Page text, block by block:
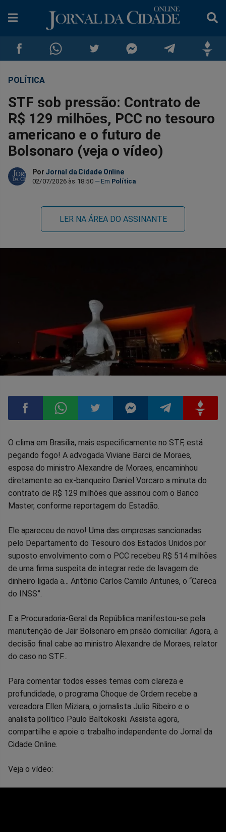
Compartilhar
no
Facebook
Compartilhar
no
Whatsapp
no
Twitter
no
Messenger
no
Telegram
POLÍTICA
STF sob pressão: Contrato de
R$ 129 milhões, PCC no tesouro
americano e o futuro de
Bolsonaro (veja o vídeo)
Por Jornal da Cidade Online
02/07/2026 às 18:50 Política
LER NA ÁREA DO ASSINANTE
Compartilhar
no
Facebook
Compartilhar
no
Whatsapp
Compartilhar
no
Twitter
Compartilhar
no
Messenger
Compartilhar
no
Telegram
no
Gettr
O clima em Brasília, mais especificamente no STF, está
pegando fogo! A advogada Viviane Barci de Moraes,
esposa do ministro Alexandre de Moraes, encaminhou
diretamente ao ex-banqueiro Daniel Vorcaro a minuta do
contrato de R$ 129 milhões que assinou com o Banco
Master, conforme reportagem do Estadão.
Ele apareceu de novo! Uma das empresas sancionadas
pelo Departamento do Tesouro dos Estados Unidos por
suposto envolvimento com o PCC recebeu R$ 514 milhões
de uma firma suspeita de integrar rede de lavagem de
dinheiro ligada a... Antônio Carlos Camilo Antunes, o “Careca
do INSS”.
E a Procuradoria-Geral da República manifestou-se pela
manutenção de Jair Bolsonaro em prisão domiciliar. Agora, a
decisão final cabe ao ministro Alexandre de Moraes, relator
do caso no STF...
Para comentar todos esses temas com clareza e
profundidade, o programa Choque de Ordem recebe a
vereadora Ellen Miziara, o jornalista Julio Ribeiro e o
analista político Paulo Baltokoski. Assista agora,
compartilhe e apoie o trabalho independente do Jornal da
Cidade Online.
Veja o vídeo: